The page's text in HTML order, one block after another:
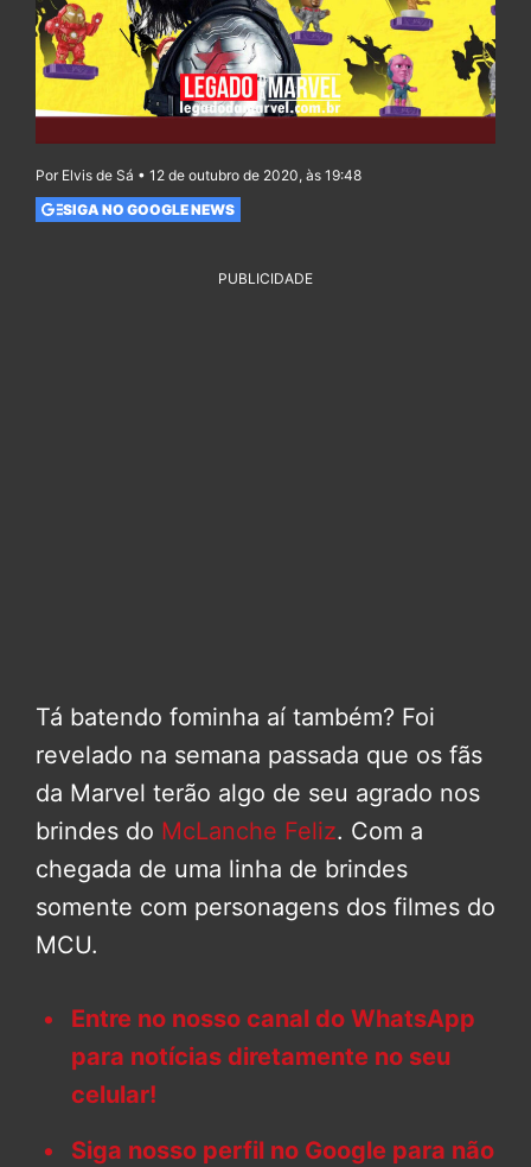
Por Elvis de Sá • 12 de outubro de 2020, às 19:48
SIGA NO GOOGLE NEWS
PUBLICIDADE
Tá batendo fominha aí também? Foi
revelado na semana passada que os fãs
da Marvel terão algo de seu agrado nos
brindes do McLanche Feliz. Com a
chegada de uma linha de brindes
somente com personagens dos filmes do
MCU.
Entre no nosso canal do WhatsApp
para notícias diretamente no seu
celular!
Siga nosso perfil no Google para não